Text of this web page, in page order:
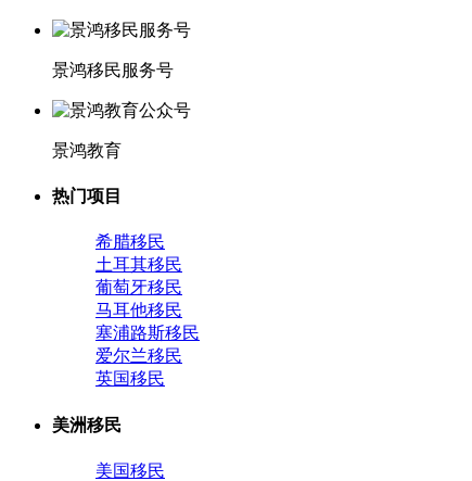
景鸿移民服务号
景鸿教育
热门项目
希腊移民
土耳其移民
葡萄牙移民
马耳他移民
塞浦路斯移民
爱尔兰移民
英国移民
美洲移民
美国移民